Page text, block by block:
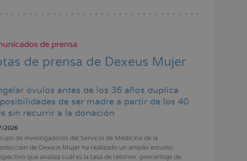
de prensa
de prensa de Dexeus Mujer
óvulos antes de los 36 años duplica
de ser madre a partir de los 40
sin recurrir a la donación
2026
de investigadores del Servicio de Medicina de la
de Dexeus Mujer ha realizado un amplio estudio
que analiza cuál es la tasa de retorno -porcentaje de